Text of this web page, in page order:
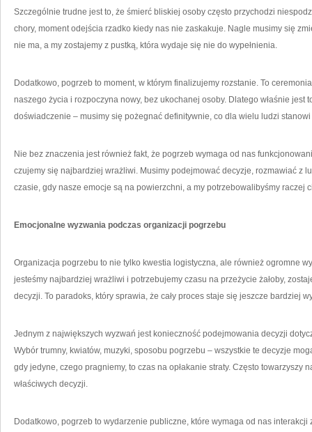
Szczególnie trudne jest to, że śmierć bliskiej osoby często przychodzi
chory, moment odejścia rzadko kiedy nas nie zaskakuje. Nagle musimy się
nie ma, a my zostajemy z pustką, która wydaje się nie do wypełnienia.
Dodatkowo, pogrzeb to moment, w którym finalizujemy rozstanie. To
naszego życia i rozpoczyna nowy, bez ukochanej osoby. Dlatego właśnie jest
doświadczenie – musimy się pożegnać definitywnie, co dla wielu ludzi stanowi
Nie bez znaczenia jest również fakt, że pogrzeb wymaga od nas
czujemy się najbardziej wrażliwi. Musimy podejmować decyzje, rozmawiać z
czasie, gdy nasze emocje są na powierzchni, a my potrzebowalibyśmy raczej
Emocjonalne wyzwania podczas organizacji pogrzebu
Organizacja pogrzebu to nie tylko kwestia logistyczna, ale również ogromne
jesteśmy najbardziej wrażliwi i potrzebujemy czasu na przeżycie żałoby,
decyzji. To paradoks, który sprawia, że cały proces staje się jeszcze bardziej
Jednym z największych wyzwań jest konieczność podejmowania decyzji
Wybór trumny, kwiatów, muzyki, sposobu pogrzebu – wszystkie te decyzje
gdy jedyne, czego pragniemy, to czas na opłakanie straty. Często towarzyszy
właściwych decyzji.
Dodatkowo, pogrzeb to wydarzenie publiczne, które wymaga od nas